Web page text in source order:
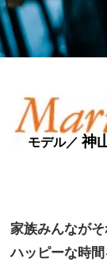
モデル／神
家族みんなが
ハッピーな時